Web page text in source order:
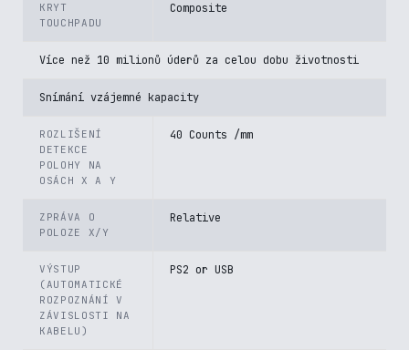
KRYT
TOUCHPADU
Composite
Více než 10 milionů úderů za celou dobu životnosti
Snímání vzájemné kapacity
ROZLIŠENÍ
DETEKCE
POLOHY NA
OSÁCH X A Y
40 Counts /mm
ZPRÁVA O
POLOZE X/Y
Relative
VÝSTUP
(AUTOMATICKÉ
ROZPOZNÁNÍ V
ZÁVISLOSTI NA
KABELU)
PS2 or USB